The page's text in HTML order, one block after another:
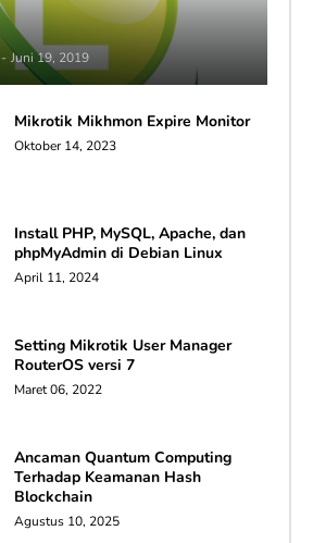
- Juni 19, 2019
Mikrotik Mikhmon Expire Monitor
Oktober 14, 2023
Install PHP, MySQL, Apache, dan
phpMyAdmin di Debian Linux
April 11, 2024
Setting Mikrotik User Manager
RouterOS versi 7
Maret 06, 2022
Ancaman Quantum Computing
Terhadap Keamanan Hash
Blockchain
Agustus 10, 2025